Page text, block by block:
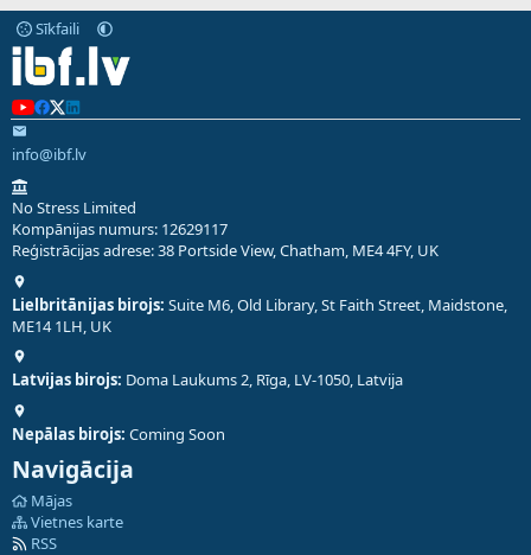
Sīkfaili
info@ibf.lv
No Stress Limited
Kompānijas numurs: 12629117
Reģistrācijas adrese: 38 Portside View, Chatham, ME4 4FY, UK
Lielbritānijas birojs: Suite M6, Old Library, St Faith Street, Maidstone,
ME14 1LH, UK
Latvijas birojs: Doma Laukums 2, Rīga, LV-1050, Latvija
Nepālas birojs: Coming Soon
Navigācija
Mājas
Vietnes karte
RSS